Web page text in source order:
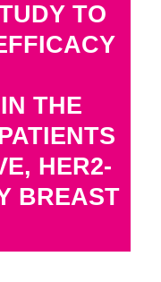
TO
THE
HER2-
BREAST